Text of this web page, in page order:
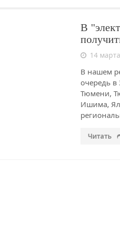
В
14
В нашем
очередь в
Тюмени,
Ишима,
Читать